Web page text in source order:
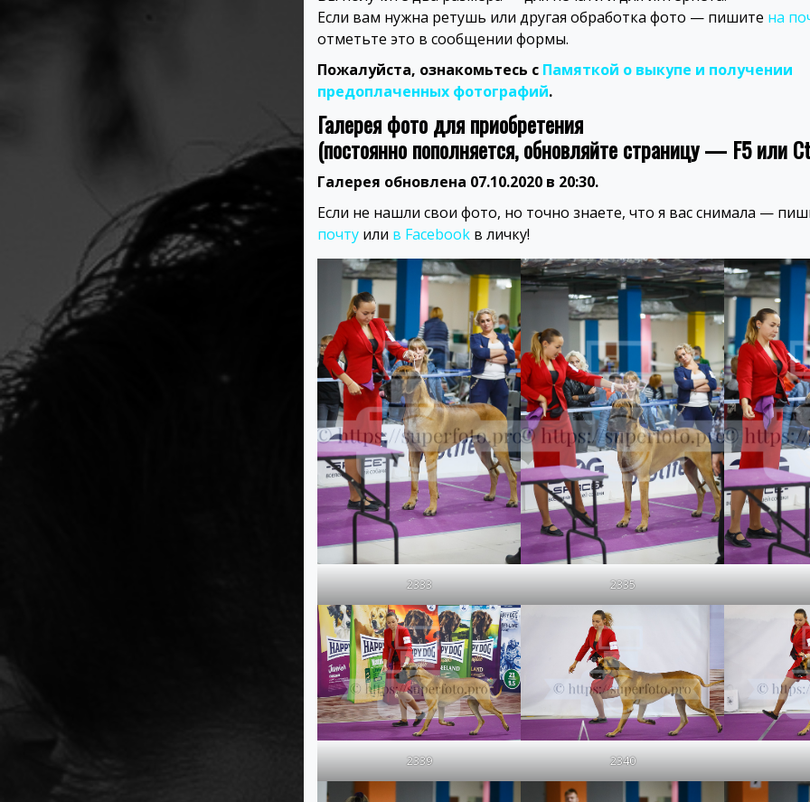
Если вам нужна ретушь или другая обработка фото — пишите на
отметьте это в сообщении формы.
Пожалуйста, ознакомьтесь с Памяткой о выкупе и получении
предоплаченных фотографий.
Галерея фото для приобретения
(постоянно пополняется, обновляйте страницу — F5 или
Галерея обновлена 07.10.2020 в 20:30.
Если не нашли свои фото, но точно знаете, что я вас снимала —
почту или в Facebook в личку!
2333 2335
2339 2340
Щенок
светом